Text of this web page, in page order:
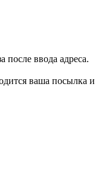
после ввода адреса.
ваша посылка и